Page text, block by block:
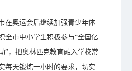
在奥运会后继续加强青少年体
全市中小学生积极参与“全国亿
”，把奥林匹克教育融入学校常
每天锻炼一小时的要求，切实